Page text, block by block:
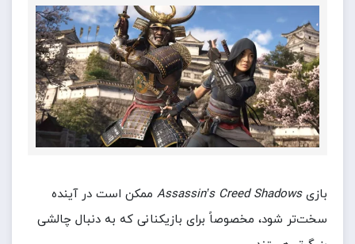
بازیAssassin’s Creed Shadows ممکن است در آینده
سخت‌تر شود، مخصوصاً برای بازیکنانی که به دنبال چالشی